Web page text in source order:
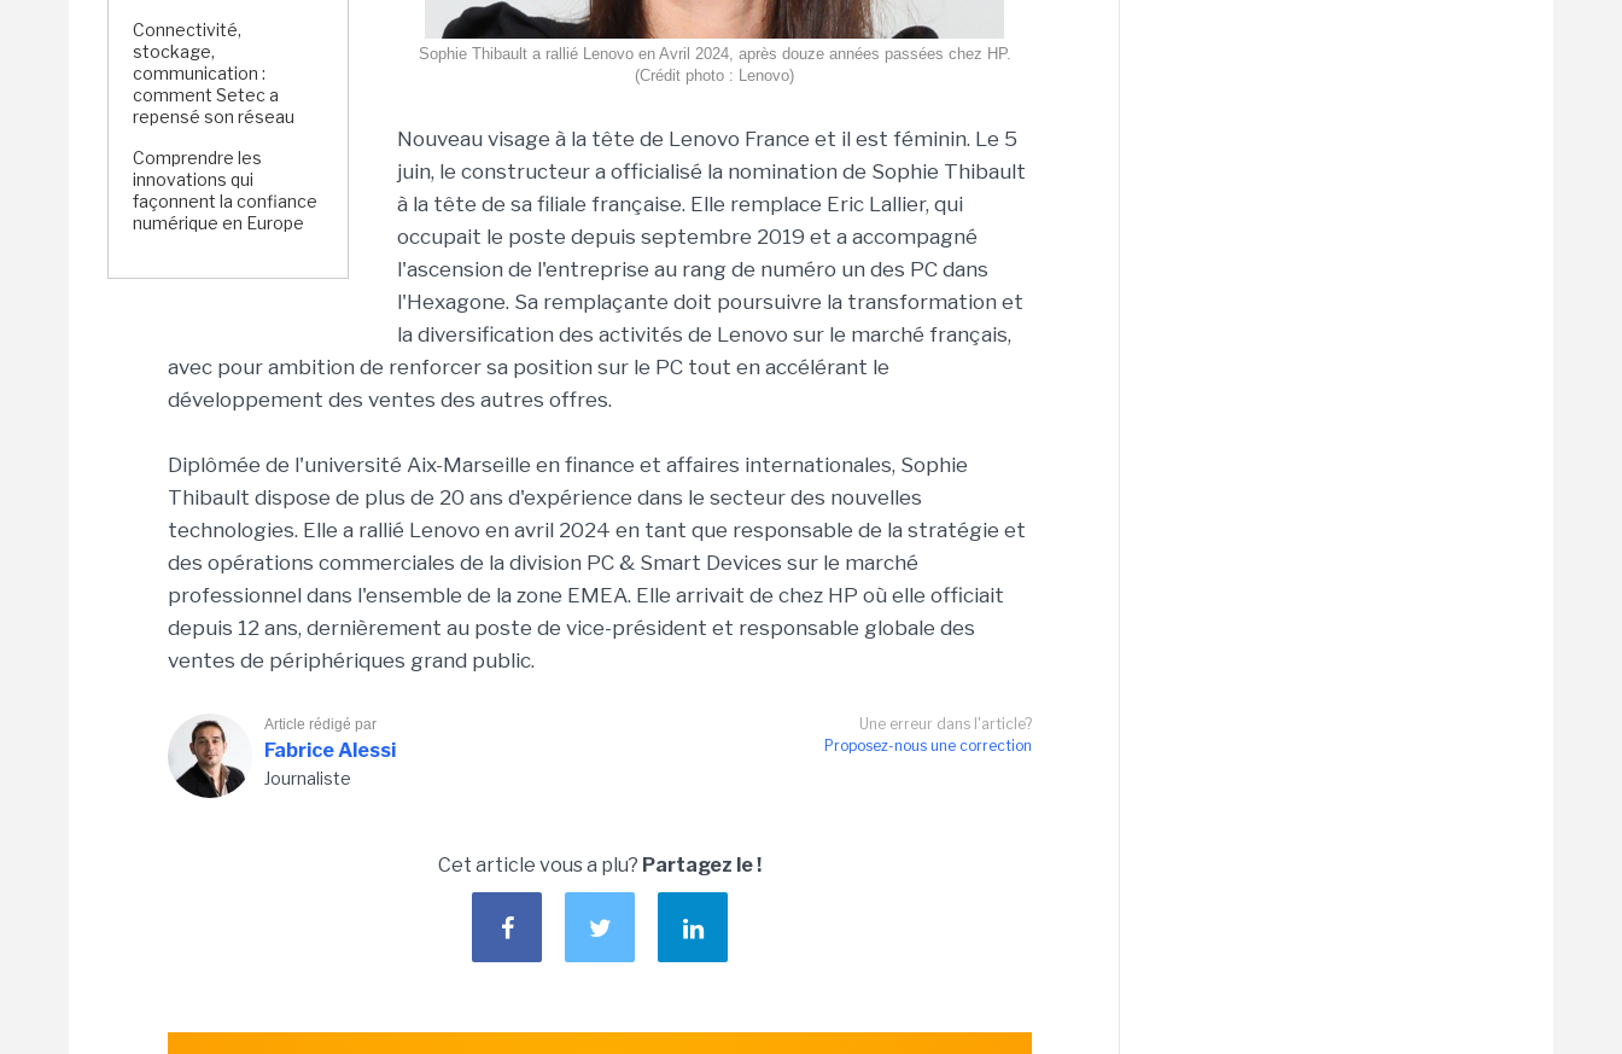
Connectivité,
stockage,
communication :
comment Setec a
repensé son réseau
Comprendre les
innovations qui
façonnent la confiance
numérique en Europe
Sophie Thibault a rallié Lenovo en Avril 2024, après douze années passées chez HP.
(Crédit photo : Lenovo)
Nouveau visage à la tête de Lenovo France et il est féminin. Le 5
juin, le constructeur a officialisé la nomination de Sophie Thibault
à la tête de sa filiale française. Elle remplace Eric Lallier, qui
occupait le poste depuis septembre 2019 et a accompagné
l'ascension de l'entreprise au rang de numéro un des PC dans
l'Hexagone. Sa remplaçante doit poursuivre la transformation et
la diversification des activités de Lenovo sur le marché français,
avec pour ambition de renforcer sa position sur le PC tout en accélérant le
développement des ventes des autres offres.
Diplômée de l'université Aix-Marseille en finance et affaires internationales, Sophie
Thibault dispose de plus de 20 ans d'expérience dans le secteur des nouvelles
technologies. Elle a rallié Lenovo en avril 2024 en tant que responsable de la stratégie et
des opérations commerciales de la division PC & Smart Devices sur le marché
professionnel dans l'ensemble de la zone EMEA. Elle arrivait de chez HP où elle officiait
depuis 12 ans, dernièrement au poste de vice-président et responsable globale des
ventes de périphériques grand public.
Une erreur dans l'article?
Proposez-nous une correction
Article rédigé par
Fabrice Alessi
Journaliste
Cet article vous a plu? Partagez le !